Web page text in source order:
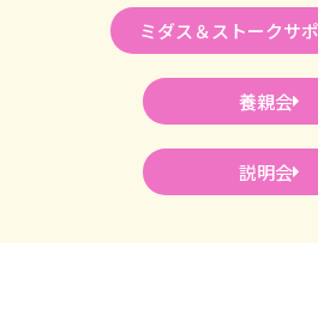
ミダス＆ストークサ
養親会
説明会